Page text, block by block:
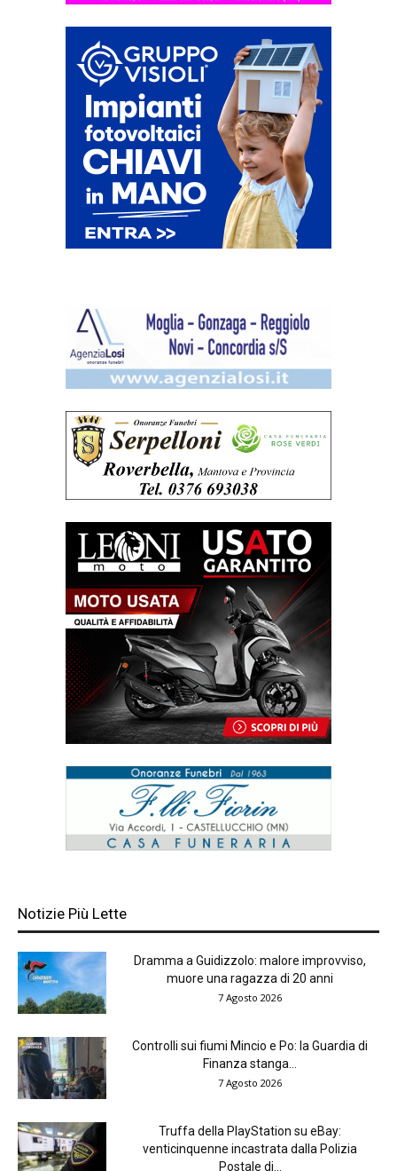
Notizie Più Lette
Dramma a Guidizzolo: malore improvviso,
muore una ragazza di 20 anni
7 Agosto 2026
Controlli sui fiumi Mincio e Po: la Guardia di
Finanza stanga...
7 Agosto 2026
Truffa della PlayStation su eBay:
venticinquenne incastrata dalla Polizia
Postale di...